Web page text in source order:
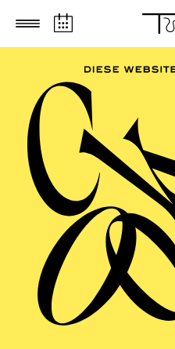
Zum Hauptinhalt springen
PHILHARMONIE ESSEN
Friday
04.09.2026
20:00 - 23:00
Alfried Krupp Saal